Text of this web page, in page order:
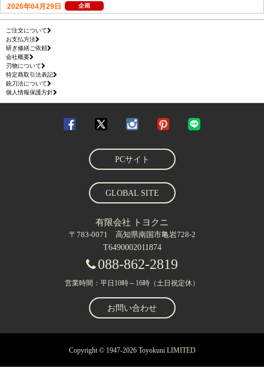
ご注文について
お支払方法
研ぎ修繕ご依頼
会社概要
刃物について
特定商取引法表記
銃刀法について
個人情報保護方針
PCサイト
GLOBAL SITE
有限会社 トヨクニ
〒783-0071 高知県南国市亀岩728-2
T6490002011874
088-862-2819
営業時間：平日10時～16時（土日祝定休）
お問い合わせ
Copyright © 1947-2026 Toyokuni LIMITED